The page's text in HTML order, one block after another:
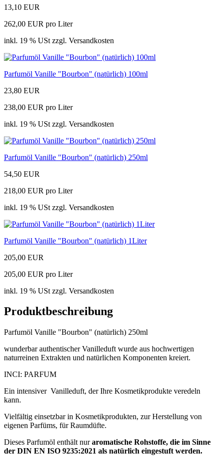
13,10 EUR
262,00 EUR pro Liter
inkl. 19 % USt zzgl. Versandkosten
Parfumöl Vanille "Bourbon" (natürlich) 100ml
23,80 EUR
238,00 EUR pro Liter
inkl. 19 % USt zzgl. Versandkosten
Parfumöl Vanille "Bourbon" (natürlich) 250ml
54,50 EUR
218,00 EUR pro Liter
inkl. 19 % USt zzgl. Versandkosten
Parfumöl Vanille "Bourbon" (natürlich) 1Liter
205,00 EUR
205,00 EUR pro Liter
inkl. 19 % USt zzgl. Versandkosten
Produktbeschreibung
Parfumöl Vanille "Bourbon" (natürlich) 250ml
wunderbar authentischer Vanilleduft wurde aus hochwertigen
naturreinen Extrakten und natürlichen Komponenten kreiert.
INCI: PARFUM
Ein intensiver Vanilleduft, der Ihre Kosmetikprodukte veredeln
kann.
Vielfältig einsetzbar in Kosmetikprodukten, zur Herstellung von
eigenen Parfüms, für Raumdüfte.
Dieses Parfumöl enthält nuraromatische Rohstoffe, die im Sinne
der DIN EN ISO 9235:2021 als natürlich eingestuft werden.